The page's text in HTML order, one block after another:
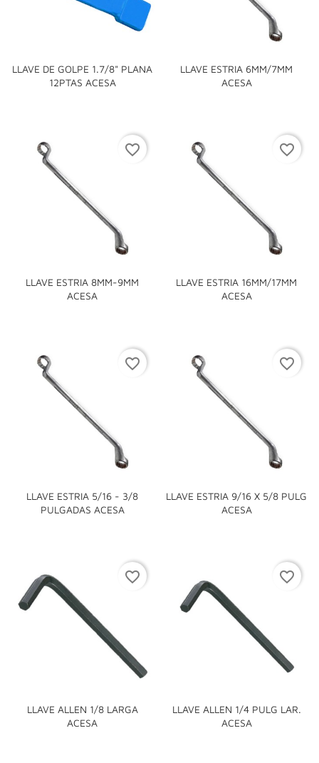
LLAVE DE GOLPE 1.7/8" PLANA
12PTAS ACESA
LLAVE ESTRIA 6MM/7MM
ACESA
LLAVE ESTRIA 8MM-9MM
ACESA
favorite_border
LLAVE ESTRIA 16MM/17MM
ACESA
favorite_border
LLAVE ESTRIA 5/16 - 3/8
PULGADAS ACESA
favorite_border
LLAVE ESTRIA 9/16 X 5/8 PULG
ACESA
favorite_border
LLAVE ALLEN 1/8 LARGA
ACESA
favorite_border
LLAVE ALLEN 1/4 PULG LAR.
ACESA
favorite_border